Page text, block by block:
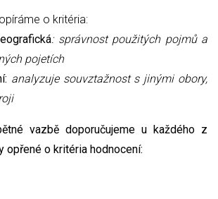
o kritéria:
: správnost použitých pojmů a
pojetích
analyzuje souvztažnost s jinými obory,
vazbě doporučujeme u každého z
opřené o kritéria hodnocení: